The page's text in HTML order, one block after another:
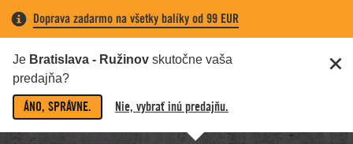
Doprava zadarmo na všetky balíky od 99 EUR
Je Bratislava - Ružinov skutočne vaša
predajňa?
ÁNO, SPRÁVNE. Nie, vybrať inú predajňu.